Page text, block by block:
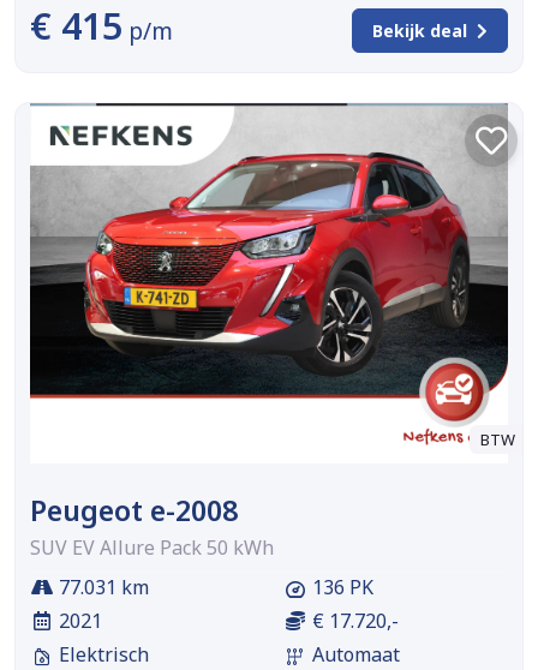
€ 415 p/m Bekijk deal
BTW
Peugeot e-2008
SUV EV Allure Pack 50 kWh
77.031 km
2021
Elektrisch
136 PK
€ 17.720,-
Automaat